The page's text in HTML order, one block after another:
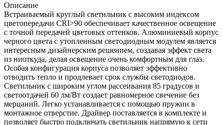
Описание
Встраиваемый круглый светильник c высоким индексом
цветопередачи CRI>90 обеспечивает качественное освещение
с точной передачей цветовых оттенков. Алюминиевый корпус
черного цвета с утопленным светодиодным модулем является
интересным дизайнерским решением, создавая эффект света
из ниоткуда, делая освещение очень комфортным для глаз.
Особая конфигурация корпуса позволяет эффективно
отводить тепло и продлевает срок службы светодиодов.
Светильник с широким углом рассеивания 85 градусов и
светоотдачей 60 лм/Вт создает равномерное свечение без
мерцаний. Легко устанавливается с помощью пружин в
монтажное отверстие. Драйвер поставляется в комплекте и
позволяет быстро подключать светильник напрямую к сети